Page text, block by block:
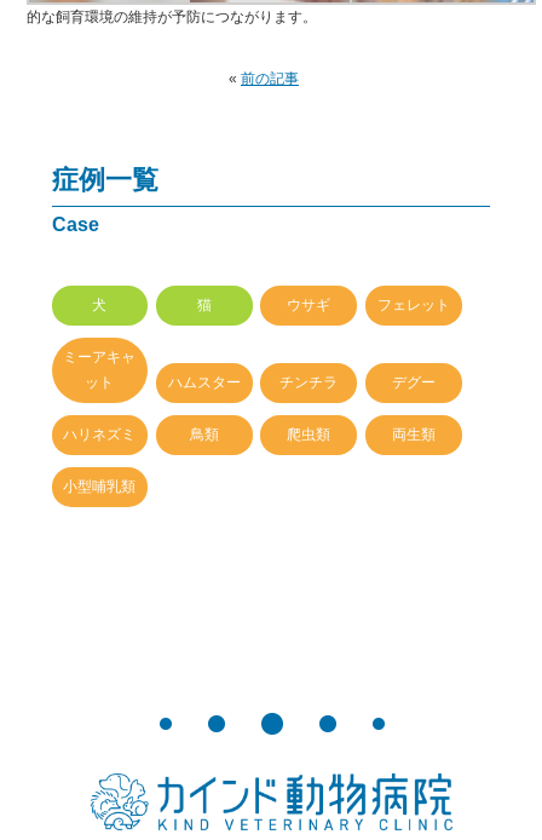
的な飼育環境の維持が予防につながります。
« 前の記事
症例一覧
Case
犬 猫 ウサギ フェレット
ミーアキャ
ット
ハムスター チンチラ デグー
ハリネズミ 鳥類 爬虫類 両生類
小型哺乳類